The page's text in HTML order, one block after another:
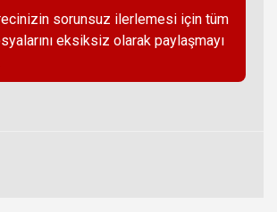
sorunsuz ilerlemesi için tüm
eksiksiz olarak paylaşmayı